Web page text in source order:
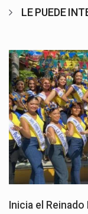
LE PUEDE
Inicia el